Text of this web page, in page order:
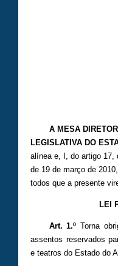
A MESA
LEGISLATIVA DO
alínea e, I, do artigo 17,
de 19 de março de
todos que a presente
LEI
Art. 1.º Torna
assentos reservados
e teatros do Estado do